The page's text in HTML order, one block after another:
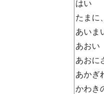
はい
たまに
あいま
あおい
あおに
あかぎ
かわき